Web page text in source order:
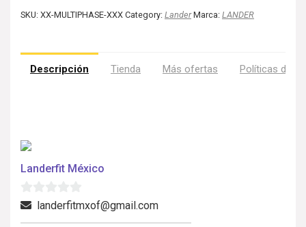
SKU: XX-MULTIPHASE-XXX Category: Lander Marca: LANDER
Descripción Tienda Más ofertas Políticas de la
Landerfit México
0
d
landerfitmxof@gmail.com